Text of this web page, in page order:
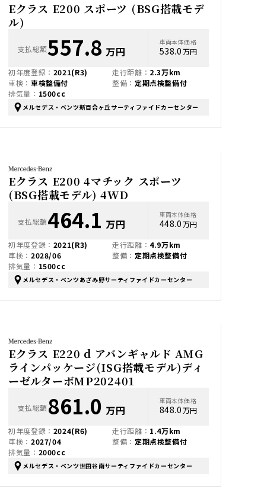
Eクラス E200 スポーツ (BSG搭載モデ
ル)
支払総額557.8 万円
車両本体価格
538.0万円
初年度登録： 2021(R3)
車検： 車検整備付
排気量： 1500cc
走行距離： 2.3万km
整備： 定期点検整備付
メルセデス・ベンツ新百合ヶ丘サーティファイドカーセンター
Eクラス E200 4マチック スポーツ
(BSG搭載モデル) 4WD
支払総額464.1 万円
車両本体価格
448.0万円
初年度登録： 2021(R3)
車検： 2028/06
排気量： 1500cc
走行距離： 4.9万km
整備： 定期点検整備付
メルセデス・ベンツあざみ野サーティファイドカーセンター
Eクラス E220 d アバンギャルド AMG
ラインパッケージ(ISG搭載モデル)ディ
ーゼルターボMP202401
支払総額861.0 万円
車両本体価格
848.0万円
初年度登録： 2024(R6)
車検： 2027/04
排気量： 2000cc
走行距離： 1.4万km
整備： 定期点検整備付
メルセデス・ベンツ世田谷南サーティファイドカーセンター